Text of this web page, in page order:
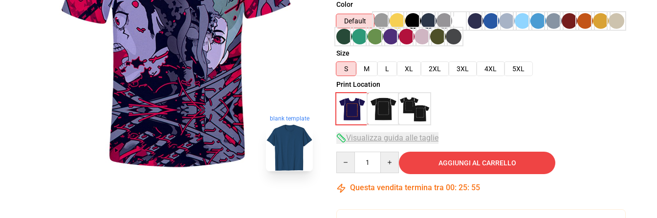
blank template
Color
Default
Size
S
M L XL 2XL 3XL 4XL
5XL
Print Location
Visualizza guida alle taglie
AGGIUNGI AL CARRELLO
Questa vendita termina tra 00: 25: 54